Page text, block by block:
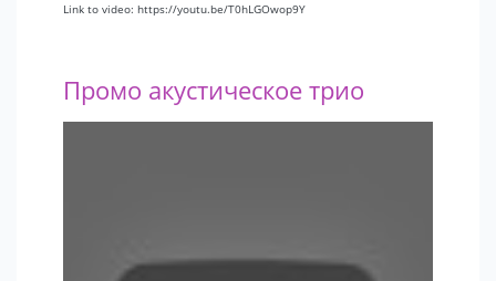
Link to video: https://youtu.be/T0hLGOwop9Y
Промо акустическое трио